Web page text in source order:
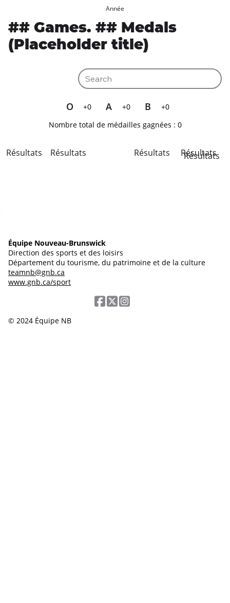
Année
## Games. ## Medals
(Placeholder title)
O +0 A +0 B
+0
Nombre total de médailles gagnées : 0
Résultats Résultats Résultats Résultats
Résultats
Équipe Nouveau-Brunswick
Direction des sports et des loisirs
Département du tourisme, du patrimoine et de la culture
teamnb@gnb.ca
www.gnb.ca/sport
© 2024 Équipe NB